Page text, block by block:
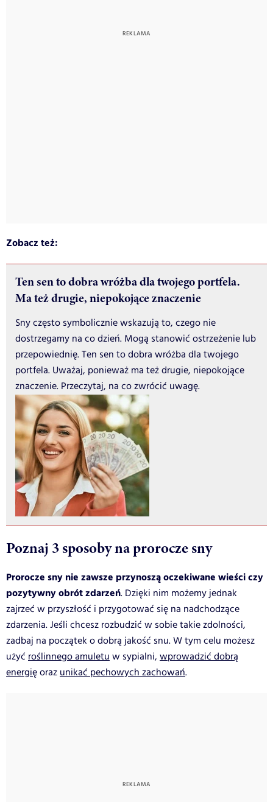
Zobacz też:
Ten sen to dobra wróżba dla twojego portfela.
Ma też drugie, niepokojące znaczenie
Sny często symbolicznie wskazują to, czego nie
dostrzegamy na co dzień. Mogą stanowić ostrzeżenie lub
przepowiednię. Ten sen to dobra wróżba dla twojego
portfela. Uważaj, ponieważ ma też drugie, niepokojące
znaczenie. Przeczytaj, na co zwrócić uwagę.
Poznaj 3 sposoby na prorocze sny
Prorocze sny nie zawsze przynoszą oczekiwane wieści czy
pozytywny obrót zdarzeń. Dzięki nim możemy jednak
zajrzeć w przyszłość i przygotować się na nadchodzące
zdarzenia. Jeśli chcesz rozbudzić w sobie takie zdolności,
zadbaj na początek o dobrą jakość snu. W tym celu możesz
użyć roślinnego amuletuw sypialni, wprowadzić dobrą
energięorazunikać pechowych zachowań.